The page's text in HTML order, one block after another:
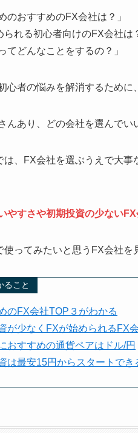
のおすすめのFX会社は？」
られる初心者向けのFX会社は
てどんなことをするの？」
心者の悩みを解消するために、
んあり、どの会社を選んでい
は、FX会社を選ぶうえで大
やすさや初期投資の少ない
ってみたいと思うFX会社を
ること
のFX会社TOP３がわかる
が少なくFXが始められるFX
おすすめの通貨ペアはドル/円
は最安15円からスタートでき